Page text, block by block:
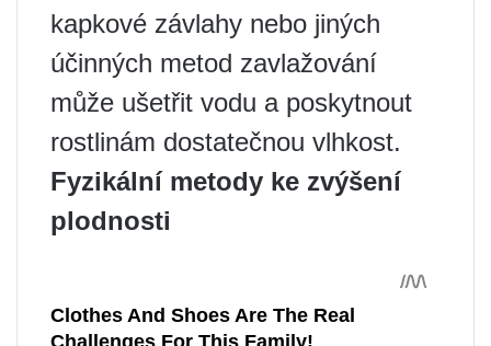
kapkové závlahy nebo jiných
účinných metod zavlažování
může ušetřit vodu a poskytnout
rostlinám dostatečnou vlhkost.
Fyzikální metody ke zvýšení
plodnosti